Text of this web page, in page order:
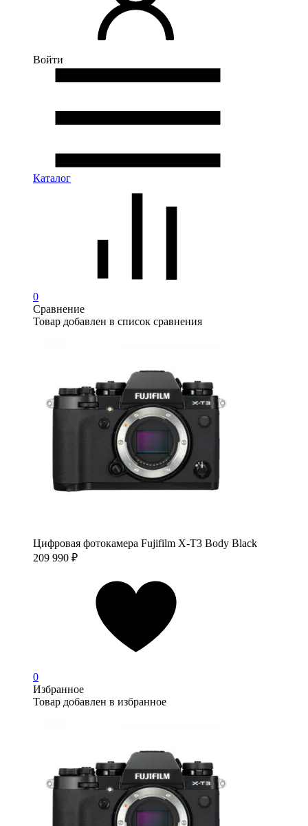
Войти
Каталог
0
Сравнение
Товар добавлен в список сравнения
Цифровая фотокамера Fujifilm X-T3 Body Black
209 990 ₽
0
Избранное
Товар добавлен в избранное